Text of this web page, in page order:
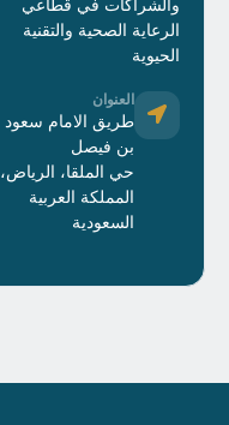
الرعاية الصحية والتقنية
الحيوية
العنوان
طريق الامام سعود
بن فيصل
حي الملقا، الرياض،
المملكة العربية
السعودية